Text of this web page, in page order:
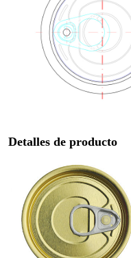
Detalles de producto